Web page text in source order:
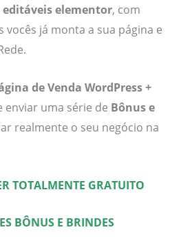
editáveis elementor, com
vocês já monta a sua página e
de Venda WordPress +
enviar uma série de Bônus e
realmente o seu negócio na
TOTALMENTE GRATUITO
BÔNUS E BRINDES